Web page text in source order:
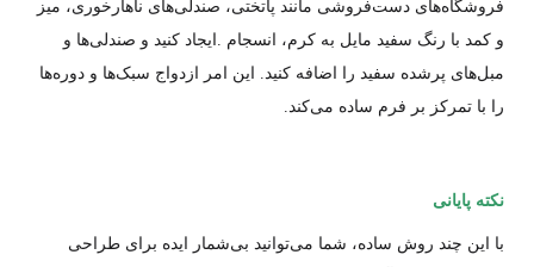
فروشگاه‌های دست‌فروشی مانند پاتختی، صندلی‌های ناهارخوری، میز
و کمد با رنگ سفید مایل به کرم، انسجام .ایجاد کنید و صندلی‌ها و
مبل‌های پرشده سفید را اضافه کنید. این امر ازدواج سبک‌ها و دوره‌ها
را با تمرکز بر فرم ساده می‌کند.
نکته پایانی
با این چند روش ساده، شما می‌توانید بی‌شمار ایده برای طراحی